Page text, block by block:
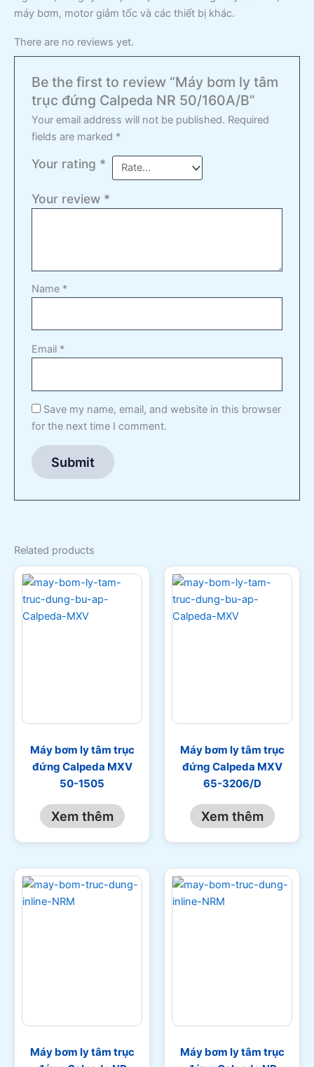
máy bơm, motor giảm tốc và các thiết bị khác.
There are no reviews yet.
Be the first to review “Máy bơm ly tâm
trục đứng Calpeda NR 50/160A/B”
Your email address will not be published. Required
fields are marked *
Your rating *
Your review *
Name *
Email *
Save my name, email, and website in this browser
for the next time I comment.
Related products
Máy bơm ly tâm trục
đứng Calpeda MXV
50-1505
Xem thêm
Máy bơm ly tâm trục
đứng Calpeda MXV
65-3206/D
Xem thêm
Máy bơm ly tâm trục
Máy bơm ly tâm trục